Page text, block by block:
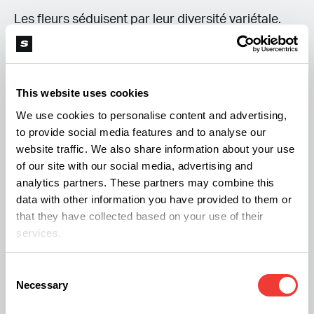
This website uses cookies
We use cookies to personalise content and advertising,
to provide social media features and to analyse our
website traffic. We also share information about your use
of our site with our social media, advertising and
analytics partners. These partners may combine this
data with other information you have provided to them or
that they have collected based on your use of their
services.
Selection
Necessary
Les fleurs séduisent par leur diversité variétale.
Des variétés comme Amnesia Haze, Wedding
Cake ou Blueberry Magic offrent des profils
aromatiques très différents, du plus fruité au plus
terreux. La qualité d'une fleur se juge à son aspect,
à la densité de sa structure et à la finesse de ses
arômes — le fruit d'une culture indoor maîtrisée.
Les résines CBC
Les résines, elles, reposent sur le savoir-faire
d'extraction. Des références telles qu'Ice-O-Lator,
distinguent par leur texture et leur pureté. C'est ici